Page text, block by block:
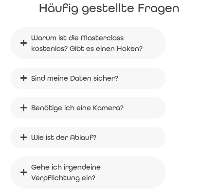
Häufig gestellte Fragen
Warum ist die Masterclass
kostenlos? Gibt es einen Haken?
Sind meine Daten sicher?
Benötige ich eine Kamera?
Wie ist der Ablauf?
Gehe ich irgendeine
Verpflichtung ein?